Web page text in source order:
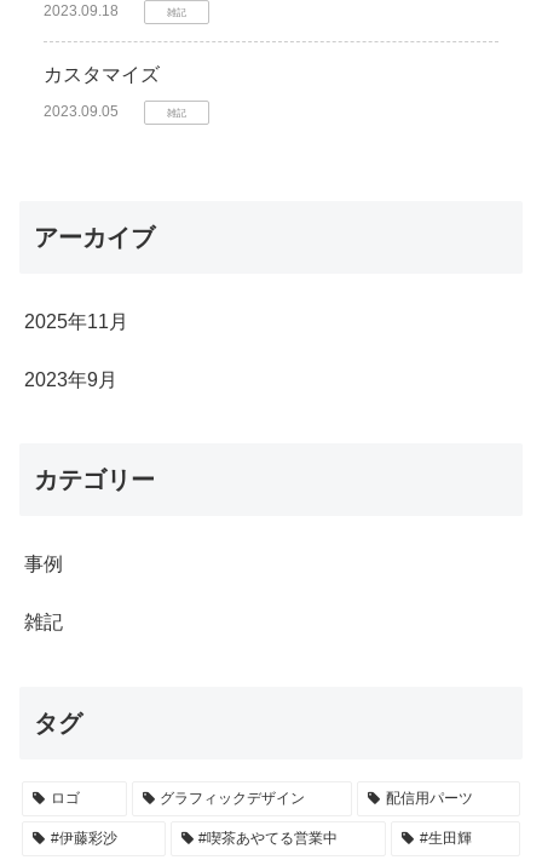
2023.09.18 雑記
カスタマイズ
2023.09.05 雑記
アーカイブ
2025年11月
2023年9月
カテゴリー
事例
雑記
タグ
ロゴ グラフィックデザイン 配信用パーツ
#伊藤彩沙 #喫茶あやてる営業中 #生田輝